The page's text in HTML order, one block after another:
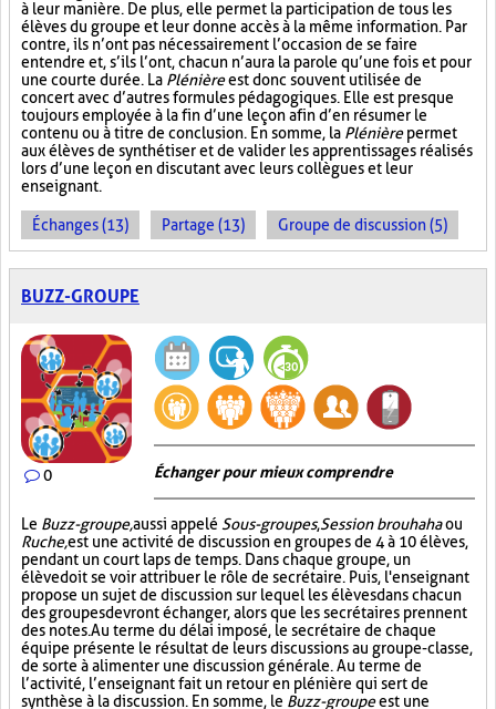
à leur manière. De plus, elle permet la participation de tous les
élèves du groupe et leur donne accès à la même information. Par
contre, ils n’ont pas nécessairement l’occasion de se faire
entendre et, s’ils l’ont, chacun n’aura la parole qu’une fois et pour
une courte durée. La Plénièreest donc souvent utilisée de
concert avec d’autres formules pédagogiques. Elle est presque
toujours employée à la fin d’une leçon afin d’en résumer le
contenu ou à titre de conclusion. En somme, la Plénièrepermet
aux élèves de synthétiser et de valider les apprentissages réalisés
lors d’une leçon en discutant avec leurs collègues et leur
enseignant.
Échanges (13) Partage (13) Groupe de discussion (5)
BUZZ-GROUPE
0 Échanger pour mieux comprendre
Le Buzz-groupe,aussi appelé Sous-groupes,Session brouhahaou
Ruche,est une activité de discussion en groupes de 4 à 10 élèves,
pendant un court laps de temps. Dans chaque groupe, un
élève doit se voir attribuer le rôle de secrétaire. Puis, l'enseignant
propose un sujet de discussion sur lequel les élèves dans chacun
des groupes devront échanger, alors que les secrétaires prennent
des notes. Au terme du délai imposé, le secrétaire de chaque
équipe présente le résultat de leurs discussions au groupe-classe,
de sorte à alimenter une discussion générale. Au terme de
l’activité, l’enseignant fait un retour en plénière qui sert de
synthèse à la discussion. En somme, le Buzz-groupeest une